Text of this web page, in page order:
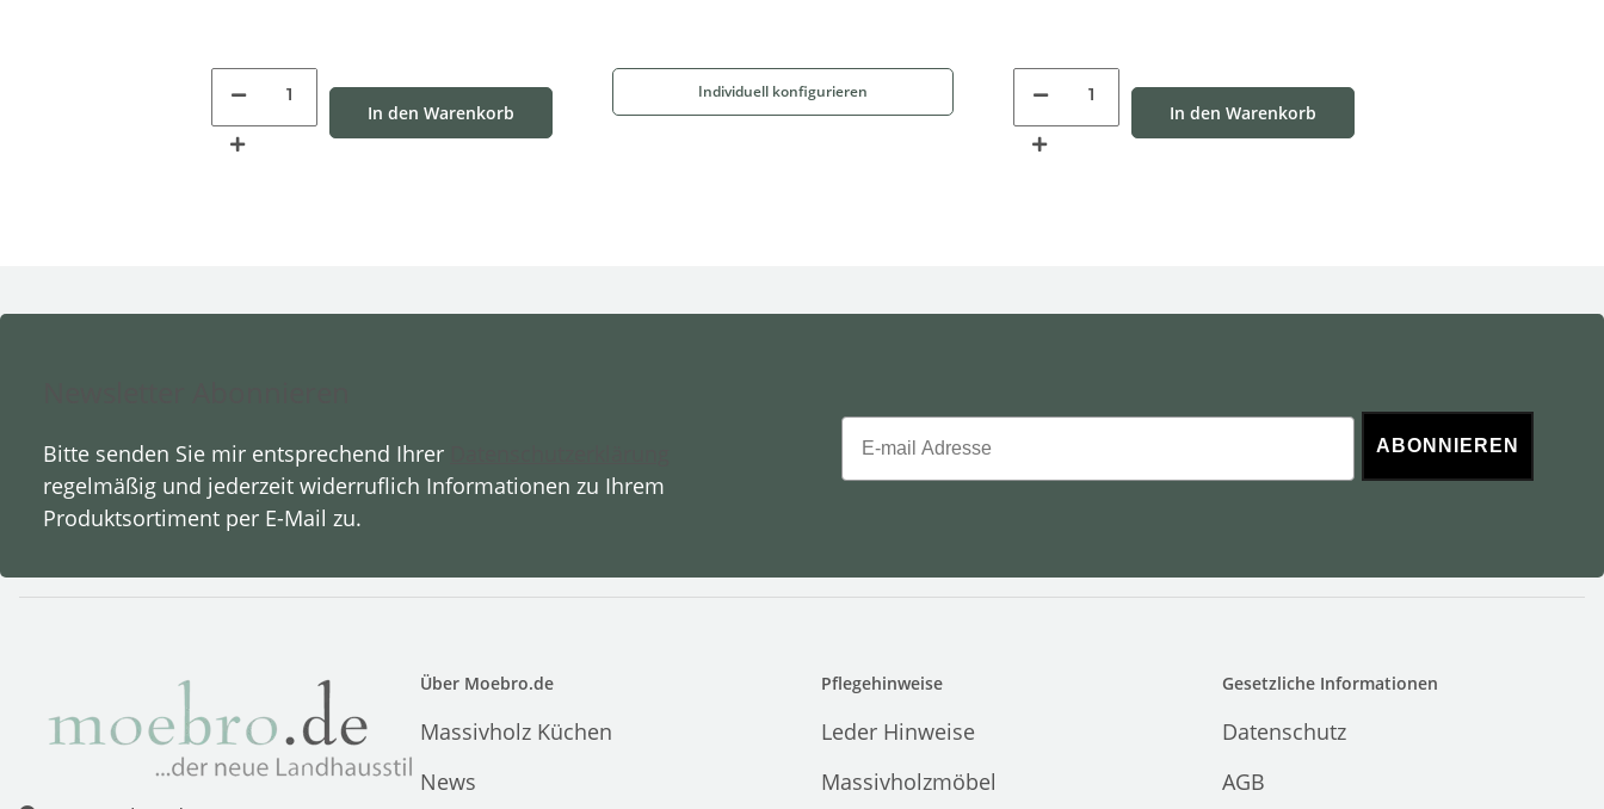
In den Warenkorb
Individuell konfigurieren
In den Warenkorb
Bitte senden Sie mir entsprechend Ihrer
regelmäßig und jederzeit widerruflich Informationen zu Ihrem
Produktsortiment per E-Mail zu.
Email
ABONNIEREN
Über Moebro.de
Massivholz Küchen
News
Pflegehinweise
Leder Hinweise
Massivholzmöbel
Gesetzliche Informationen
Datenschutz
AGB